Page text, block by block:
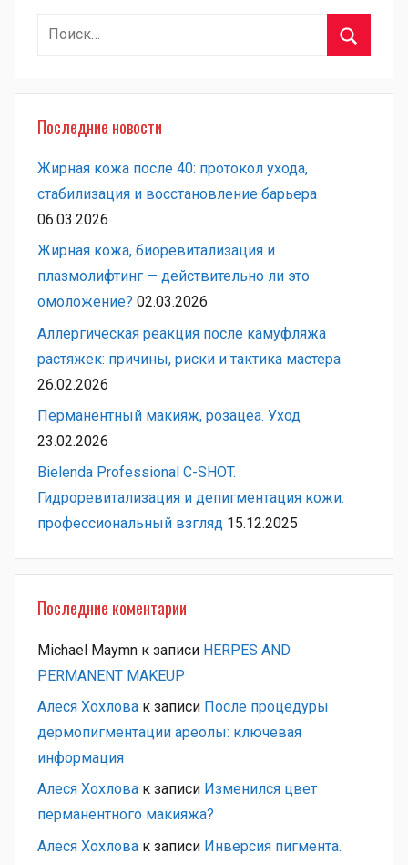
Найти:
Последние новости
Жирная кожа после 40: протокол ухода,
стабилизация и восстановление барьера
06.03.2026
Жирная кожа, биоревитализация и
плазмолифтинг — действительно ли это
омоложение? 02.03.2026
Аллергическая реакция после камуфляжа
растяжек: причины, риски и тактика мастера
26.02.2026
Перманентный макияж, розацеа. Уход
23.02.2026
Bielenda Professional C-SHOT.
Гидроревитализация и депигментация кожи:
профессиональный взгляд 15.12.2025
Последние коментарии
Michael Maymn к записи HERPES AND
PERMANENT MAKEUP
Алеся Хохлова к записи После процедуры
дермопигментации ареолы: ключевая
информация
Алеся Хохлова к записи Изменился цвет
перманентного макияжа?
Алеся Хохлова к записи Инверсия пигмента.